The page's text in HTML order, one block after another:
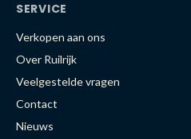
SERVICE
Verkopen aan ons
Over Ruilrijk
Veelgestelde vragen
Contact
Nieuws